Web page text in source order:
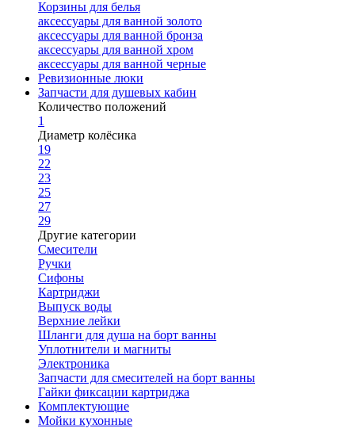
Корзины для белья
аксессуары для ванной золото
аксессуары для ванной бронза
аксессуары для ванной хром
аксессуары для ванной черные
Ревизионные люки
Запчасти для душевых кабин
Количество положений
1
Диаметр колёсика
19
22
23
25
27
29
Другие категории
Смесители
Ручки
Сифоны
Картриджи
Выпуск воды
Верхние лейки
Шланги для душа на борт ванны
Уплотнители и магниты
Электроника
Запчасти для смесителей на борт ванны
Гайки фиксации картриджа
Комплектующие
Мойки кухонные